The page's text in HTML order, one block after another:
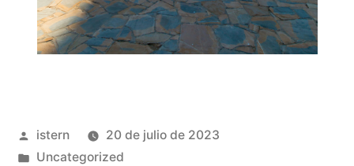
Publicado
por
istern
20 de julio de 2023
Publicado
Uncategorized